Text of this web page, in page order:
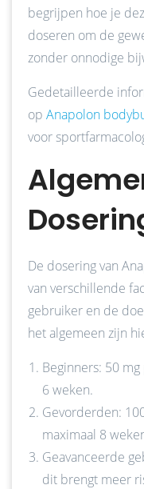
begrijpen hoe je
doseren om de
zonder onnodige
Gedetailleerde
op Anapolon
voor
De dosering van
van verschillende
gebruiker en de
het algemeen zijn
Beginners: 50
6 weken.
Gevorderden:
maximaal 8
Geavanceerde
dit brengt meer